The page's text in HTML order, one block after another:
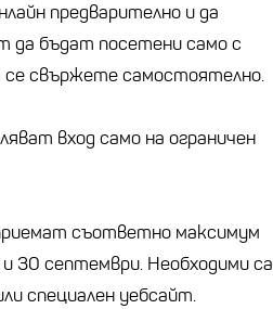
предварително и да
да бъдат посетени само с
се свържете самостоятелно.
вход само на ограничен
съответно максимум
30 септември. Необходими са
специален уебсайт.